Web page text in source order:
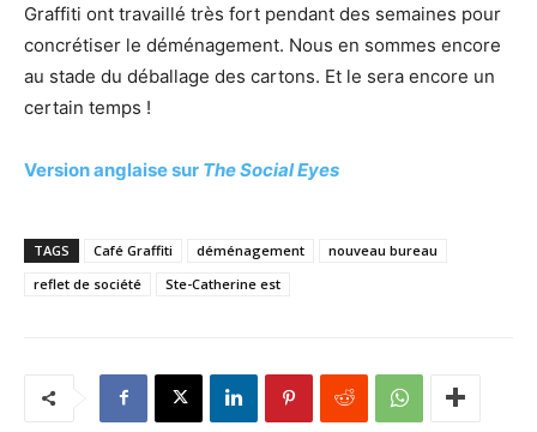
Graffiti ont travaillé très fort pendant des semaines pour
concrétiser le déménagement. Nous en sommes encore
au stade du déballage des cartons. Et le sera encore un
certain temps !
Version anglaise sur The Social Eyes
TAGS Café Graffiti déménagement
nouveau bureau
reflet de société
Ste-Catherine est